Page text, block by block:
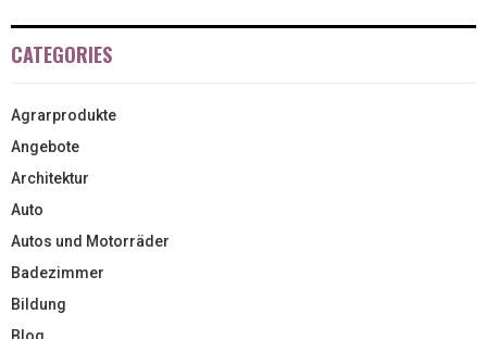
CATEGORIES
Agrarprodukte
Angebote
Architektur
Auto
Autos und Motorräder
Badezimmer
Bildung